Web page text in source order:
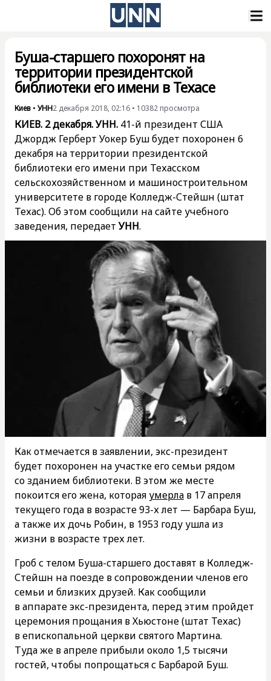
Буша-старшего похоронят на
территории президентской
библиотеки его имени в Техасе
Киев • УНН2 декабря 2018, 02:16 • 10382 просмотра
КИЕВ. 2 декабря. УНН. 41-й президент США
Джордж Герберт Уокер Буш будет похоронен 6
декабря на территории президентской
библиотеки его имени при Техасском
сельскохозяйственном и машиностроительном
университете в городе Колледж-Стейшн (штат
Техас). Об этом сообщили на сайте учебного
заведения, передаетУНН.
Как отмечается в заявлении, экс-президент
будет похоронен на участке его семьи рядом
со зданием библиотеки. В этом же месте
покоится его жена, которая умерла в 17 апреля
текущего года в возрасте 93-х лет — Барбара Буш,
а также их дочь Робин, в 1953 году ушла из
жизни в возрасте трех лет.
Гроб с телом Буша-старшего доставят в Колледж-
Стейшн на поезде в сопровождении членов его
семьи и близких друзей. Как сообщили
в аппарате экс-президента, перед этим пройдет
церемония прощания в Хьюстоне (штат Техас)
в епископальной церкви святого Мартина.
Туда же в апреле прибыли около 1,5 тысячи
гостей, чтобы попрощаться с Барбарой Буш.